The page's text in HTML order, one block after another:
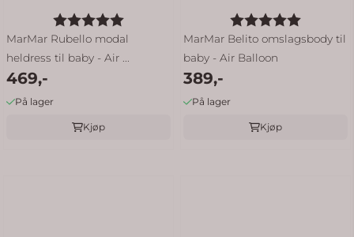
Karakter:
MarMar Rubello modal
heldress til baby - Air ...
469,-
På lager
Kjøp
Karakter: 5.0 av 5
MarMar Belito omslagsbody til
baby - Air Balloon
389,-
På lager
Kjøp